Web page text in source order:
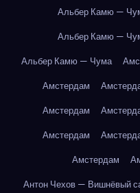
Альбер Камю —
Альбер Камю —
Альбер Камю — Чума
Амстердам
Амстердам
Амстердам
Амстердам
Антон Чехов — Вишнёвый